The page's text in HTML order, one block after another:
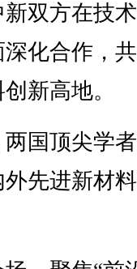
双方在技
化合作，
新高地。
国顶尖学者
先进新材